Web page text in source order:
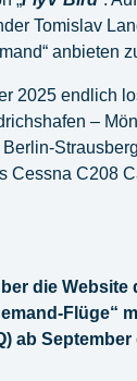
Tomislav
anbieten
2025 endlich
–
Cessna C208
die Website
Flüge“
ab